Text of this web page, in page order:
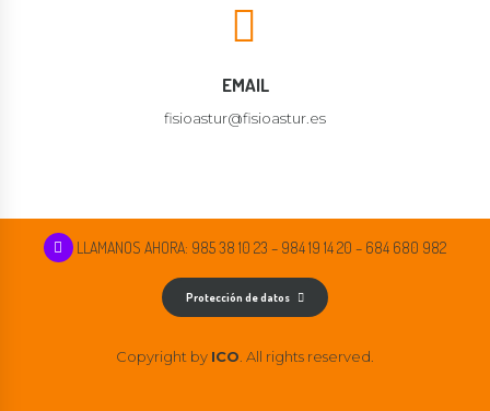
EMAIL
fisioastur@fisioastur.es
LLAMANOS AHORA: 985 38 10 23 – 984 19 14 20 – 684 680 982
Protección de datos
Copyright by ICO . All rights reserved.